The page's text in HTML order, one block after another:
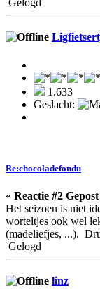
Gelogd
1.633
Geslacht:
Re:chocoladefondu
« Reactie #2
Het seizoen is niet
worteltjes ook wel
(madeliefjes, ...).
Gelogd
linz